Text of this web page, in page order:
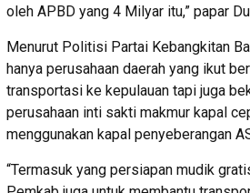
oleh APBD yang 4 Milyar itu,” papar
Menurut Politisi Partai Kebangkitan
hanya perusahaan daerah yang ikut
transportasi ke kepulauan tapi juga
perusahaan inti sakti makmur kapal
menggunakan kapal penyeberangan
“Termasuk yang persiapan mudik